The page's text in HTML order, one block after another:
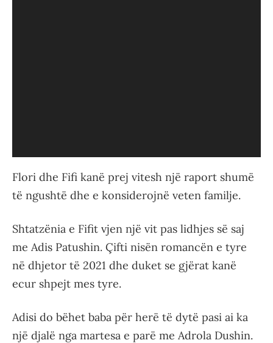
Flori dhe Fifi kanë prej vitesh një raport shumë
të ngushtë dhe e konsiderojnë veten familje.
Shtatzënia e Fifit vjen një vit pas lidhjes së saj
me Adis Patushin. Çifti nisën romancën e tyre
në dhjetor të 2021 dhe duket se gjërat kanë
ecur shpejt mes tyre.
Adisi do bëhet baba për herë të dytë pasi ai ka
një djalë nga martesa e parë me Adrola Dushin.